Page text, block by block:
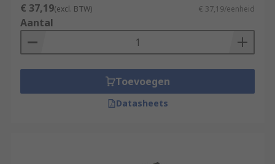
€ 37,19(excl. BTW) € 37,19/eenheid
Aantal
Toevoegen
Datasheets